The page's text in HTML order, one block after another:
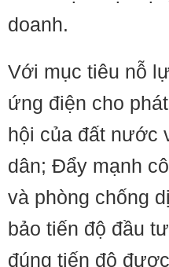
doanh.
Với mục tiêu nỗ
ứng điện cho
hội của đất nước
dân; Đẩy mạnh
và phòng chống
bảo tiến độ đầu
đúng tiến độ